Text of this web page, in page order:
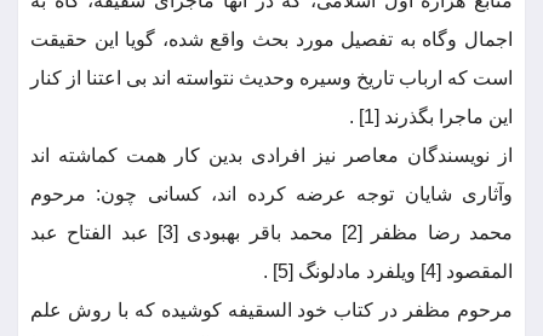
اجمال وگاه به تفصیل مورد بحث واقع شده، گویا این حقیقت
است که ارباب تاریخ وسیره وحدیث نتواسته اند بی اعتنا از کنار
این ماجرا بگذرند [1] .
از نویسندگان معاصر نیز افرادی بدین کار همت کماشته اند
وآثاری شایان توجه عرضه کرده اند، کسانی چون: مرحوم
محمد رضا مظفر [2] محمد باقر بهبودی [3] عبد الفتاح عبد
المقصود [4] ویلفرد مادلونگ [5] .
مرحوم مظفر در کتاب خود السقیفه کوشیده که با روش علم